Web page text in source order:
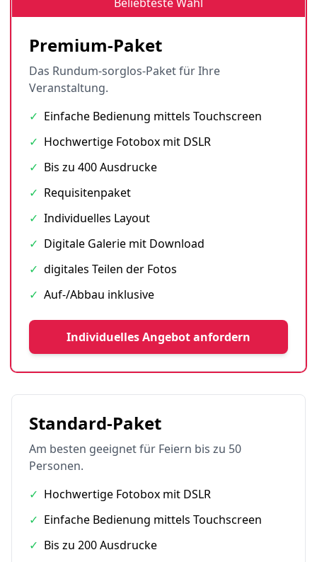
Premium-Paket
Das Rundum-sorglos-Paket für Ihre
Veranstaltung.
✓ Einfache Bedienung mittels Touchscreen
✓ Hochwertige Fotobox mit DSLR
✓ Bis zu 400 Ausdrucke
✓ Requisitenpaket
✓ Individuelles Layout
✓ Digitale Galerie mit Download
✓ digitales Teilen der Fotos
✓ Auf-/Abbau inklusive
Individuelles Angebot anfordern
Standard-Paket
Am besten geeignet für Feiern bis zu 50
Personen.
✓ Hochwertige Fotobox mit DSLR
✓ Einfache Bedienung mittels Touchscreen
✓ Bis zu 200 Ausdrucke